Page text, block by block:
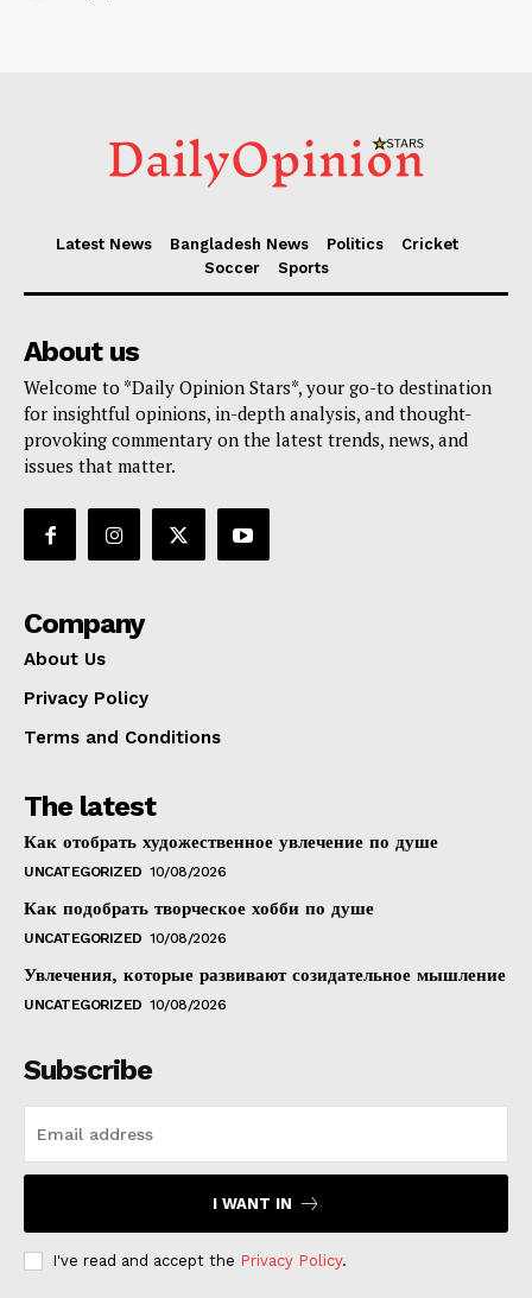
Latest News Bangladesh News Politics
Cricket
Soccer
Sports
About us
Welcome to *Daily Opinion Stars*, your go-to destination
for insightful opinions, in-depth analysis, and thought-
provoking commentary on the latest trends, news, and
issues that matter.
Company
About Us
Privacy Policy
Terms and Conditions
The latest
Как отобрать художественное увлечение по душе
UNCATEGORIZED 10/08/2026
Как подобрать творческое хобби по душе
UNCATEGORIZED 10/08/2026
Увлечения, которые развивают созидательное мышление
UNCATEGORIZED 10/08/2026
Subscribe
I WANT IN
I've read and accept the Privacy Policy.